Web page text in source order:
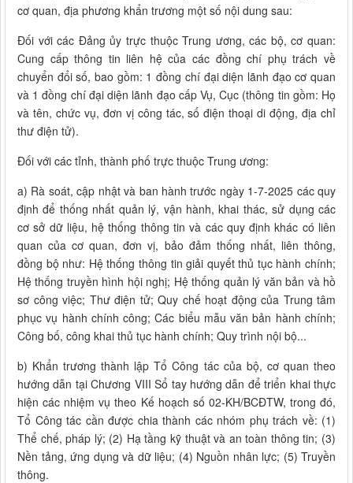
cơ quan, địa phương khẩn trương một số nội dung sau:
Đối với các Đảng ủy trực thuộc Trung ương, các bộ, cơ quan:
Cung cấp thông tin liên hệ của các đồng chí phụ trách về
chuyển đổi số, bao gồm: 1 đồng chí đại diện lãnh đạo cơ quan
và 1 đồng chí đại diện lãnh đạo cấp Vụ, Cục (thông tin gồm: Họ
và tên, chức vụ, đơn vị công tác, số điện thoại di động, địa chỉ
thư điện tử).
Đối với các tỉnh, thành phố trực thuộc Trung ương:
a) Rà soát, cập nhật và ban hành trước ngày 1-7-2025 các quy
định để thống nhất quản lý, vận hành, khai thác, sử dụng các
cơ sở dữ liệu, hệ thống thông tin và các quy định khác có liên
quan của cơ quan, đơn vị, bảo đảm thống nhất, liên thông,
đồng bộ như: Hệ thống thông tin giải quyết thủ tục hành chính;
Hệ thống truyền hình hội nghị; Hệ thống quản lý văn bản và hồ
sơ công việc; Thư điện tử; Quy chế hoạt động của Trung tâm
phục vụ hành chính công; Các biểu mẫu văn bản hành chính;
Công bố, công khai thủ tục hành chính; Quy trình nội bộ...
b) Khẩn trương thành lập Tổ Công tác của bộ, cơ quan theo
hướng dẫn tại Chương VIII Sổ tay hướng dẫn để triển khai thực
hiện các nhiệm vụ theo Kế hoạch số 02-KH/BCĐTW, trong đó,
Tổ Công tác cần được chia thành các nhóm phụ trách về: (1)
Thể chế, pháp lý; (2) Hạ tầng kỹ thuật và an toàn thông tin; (3)
Nền tảng, ứng dụng và dữ liệu; (4) Nguồn nhân lực; (5) Truyền
thông.